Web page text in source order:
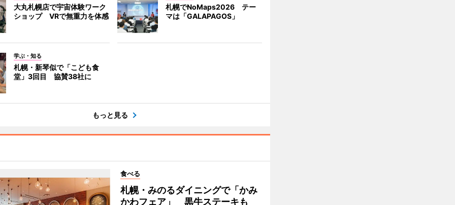
大丸札幌店で宇宙体験ワーク
ショップ VRで無重力を体感
札幌でNoMaps2026 テー
マは「GALAPAGOS」
学ぶ・知る
札幌・新琴似で「こども食
堂」3回目 協賛38社に
もっと見る
食べる
札幌・みのるダイニングで「かみ
かわフェア」 黒牛ステーキも